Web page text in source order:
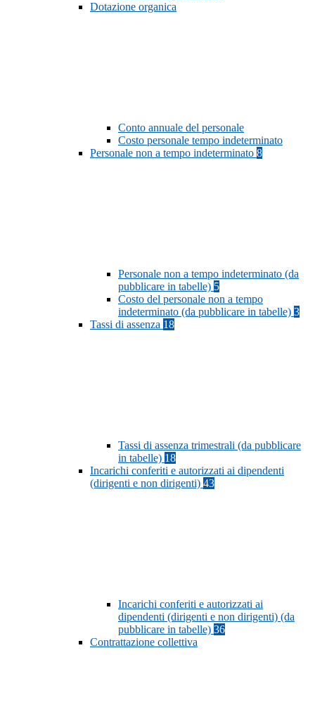
Dotazione organica
Conto annuale del personale
Costo personale tempo indeterminato
Personale non a tempo indeterminato 8
Personale non a tempo indeterminato (da
pubblicare in tabelle) 5
Costo del personale non a tempo
indeterminato (da pubblicare in tabelle) 3
Tassi di assenza 18
Tassi di assenza trimestrali (da pubblicare
in tabelle) 18
Incarichi conferiti e autorizzati ai dipendenti
(dirigenti e non dirigenti) 43
Incarichi conferiti e autorizzati ai
dipendenti (dirigenti e non dirigenti) (da
pubblicare in tabelle) 36
Contrattazione collettiva